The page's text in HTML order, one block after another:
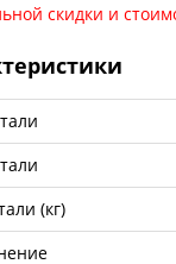
скидки и
(кг)